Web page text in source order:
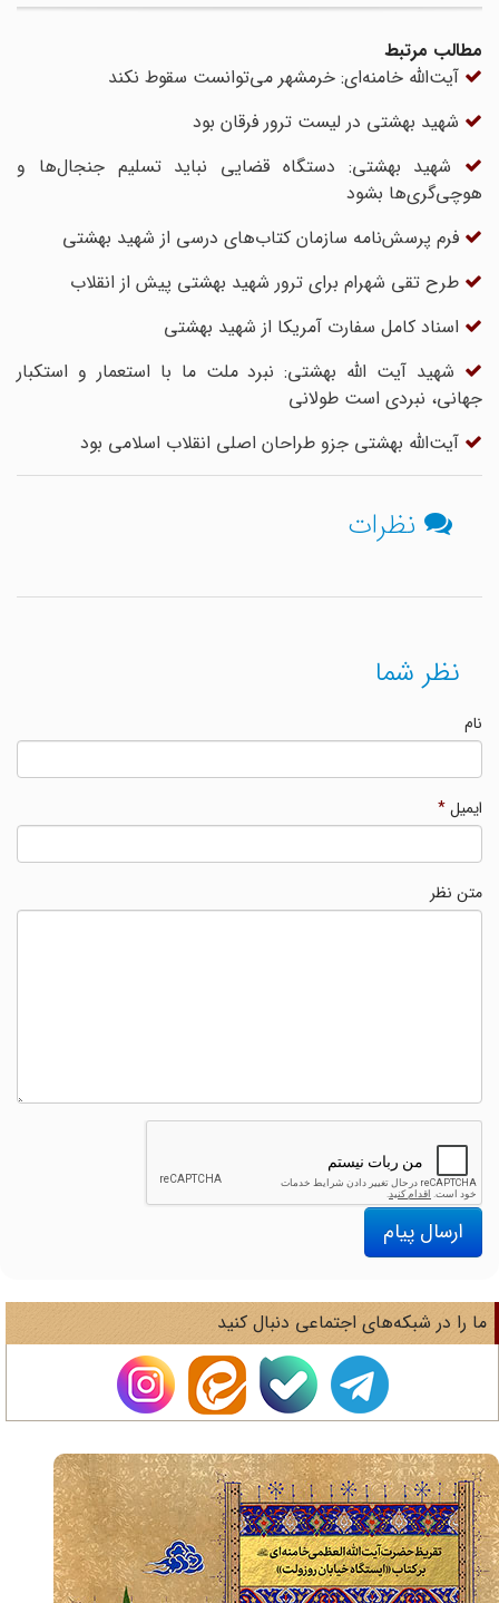
مطالب مرتبط
آیت‌الله خامنه‌ای: خرمشهر می‌توانست سقوط نکند
شهید بهشتی در لیست ترور فرقان بود
شهید بهشتی: دستگاه قضایی نباید تسلیم جنجال‌ها و
هوچی‌گری‌ها بشود
فرم پرسش‌نامه سازمان کتاب‌های درسی از شهید بهشتی
طرح تقی‌ شهرام برای ترور شهید بهشتی پیش از انقلاب
اسناد کامل سفارت آمریکا از شهید بهشتی
شهید آیت الله بهشتی: نبرد ملت ما با استعمار و استکبار
جهانی، نبردی است طولانی
آیت‌الله بهشتی جزو طراحان اصلی‌ انقلاب اسلامی بود
نظرات
نظر شما
ایمیل*
متن نظر
ارسال پیام
را در شبکه‌های اجتماعی دنبال کنید